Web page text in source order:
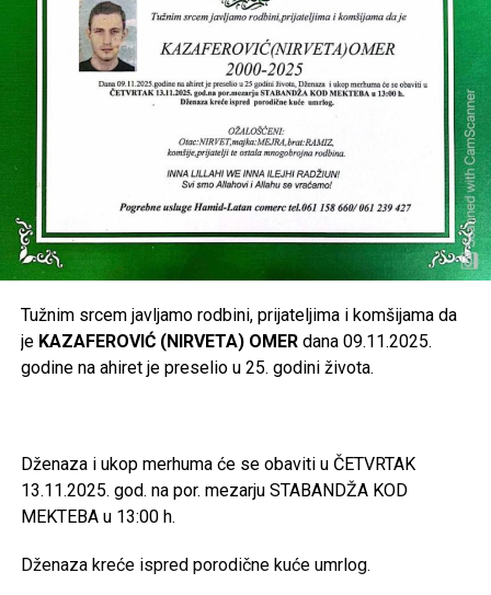
Tužnim srcem javljamo rodbini, prijateljima i komšijama da
je KAZAFEROVIĆ (NIRVETA) OMERdana 09.11.2025.
godine na ahiret je preselio u 25. godini života.
Dženaza i ukop merhuma će se obaviti u ČETVRTAK
13.11.2025. god. na por. mezarju STABANDŽA KOD
MEKTEBA u 13:00 h.
Dženaza kreće ispred porodične kuće umrlog.